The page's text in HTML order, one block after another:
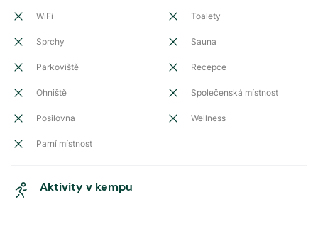
WiFi Toalety
Sprchy Sauna
Parkoviště Recepce
Ohniště Společenská místnost
Posilovna Wellness
Parní místnost
Aktivity v kempu